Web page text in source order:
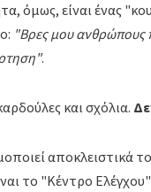
όμως, είναι ένας
"Βρες μου ανθρώπους
.
και σχόλια.
αποκλειστικά
το "Κέντρο